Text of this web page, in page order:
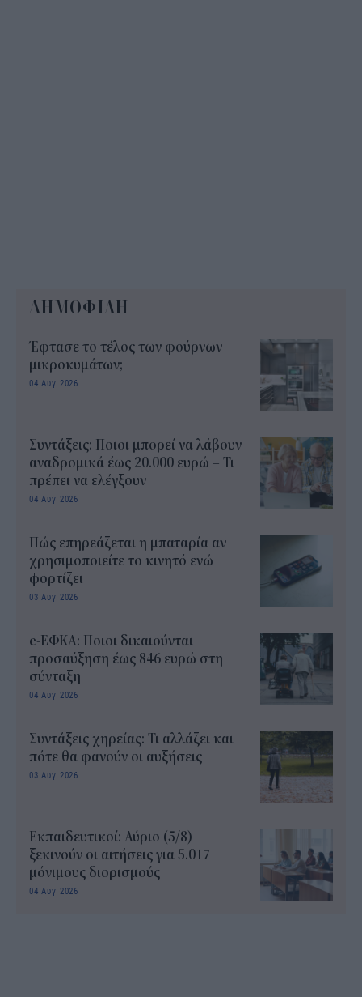
ΔΗΜΟΦΙΛΗ
Έφτασε το τέλος των φούρνων
μικροκυμάτων;
04 Αυγ 2026
Συντάξεις: Ποιοι μπορεί να λάβουν
αναδρομικά έως 20.000 ευρώ – Τι
πρέπει να ελέγξουν
04 Αυγ 2026
Πώς επηρεάζεται η μπαταρία αν
χρησιμοποιείτε το κινητό ενώ
φορτίζει
03 Αυγ 2026
e-ΕΦΚΑ: Ποιοι δικαιούνται
προσαύξηση έως 846 ευρώ στη
σύνταξη
04 Αυγ 2026
Συντάξεις χηρείας: Τι αλλάζει και
πότε θα φανούν οι αυξήσεις
03 Αυγ 2026
Εκπαιδευτικοί: Αύριο (5/8)
ξεκινούν οι αιτήσεις για 5.017
μόνιμους διορισμούς
04 Αυγ 2026